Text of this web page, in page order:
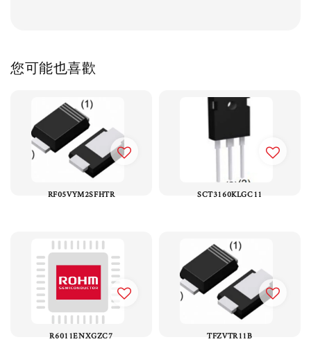
您可能也喜歡
RF05VYM2SFHTR SCT3160KLGC11
R6011ENXGZC7 TFZVTR11B